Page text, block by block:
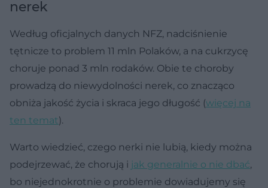
nerek
Według oficjalnych danych NFZ, nadciśnienie
tętnicze to problem 11 mln Polaków, a na cukrzycę
choruje ponad 3 mln rodaków. Obie te choroby
prowadzą do niewydolności nerek, co znacząco
obniża jakość życia i skraca jego długość (więcej na
ten temat).
Warto wiedzieć, czego nerki nie lubią, kiedy można
podejrzewać, że chorują i jak generalnie o nie dbać,
bo niejednokrotnie o problemie dowiadujemy się